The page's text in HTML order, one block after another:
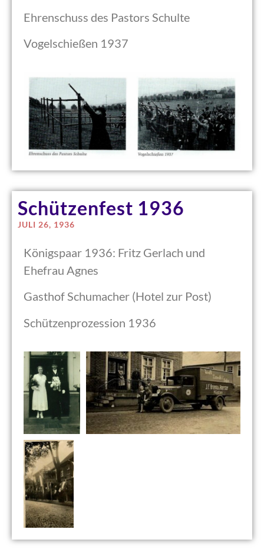
Ehrenschuss des Pastors Schulte
Vogelschießen 1937
Schützenfest 1936
JULI 26, 1936
Königspaar 1936: Fritz Gerlach und
Ehefrau Agnes
Gasthof Schumacher (Hotel zur Post)
Schützenprozession 1936